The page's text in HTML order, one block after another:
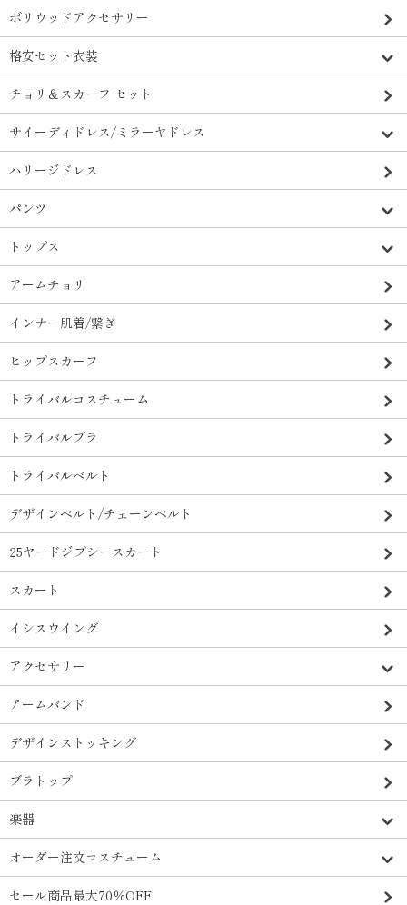
ボリウッドアクセサリー
格安セット衣装
チョリ＆スカーフ セット
サイーディドレス/ミラーヤドレス
ハリージドレス
パンツ
トップス
アームチョリ
インナー肌着/繋ぎ
ヒップスカーフ
トライバルコスチューム
トライバルブラ
トライバルベルト
デザインベルト/チェーンベルト
25ヤードジプシースカート
スカート
イシスウイング
アクセサリー
アームバンド
デザインストッキング
ブラトップ
楽器
オーダー注文コスチューム
セール商品最大70％OFF